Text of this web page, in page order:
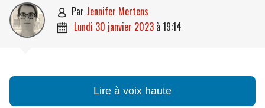
 par Jennifer Mertens
 lundi 30 janvier 2023 à 19:14
Lire à voix haute